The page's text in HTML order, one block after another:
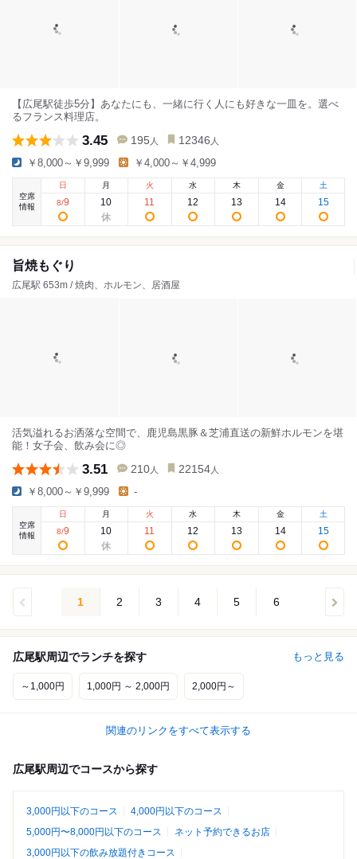
【広尾駅徒歩5分】あなたにも、一緒に行く人にも好きな一皿を。選べ
るフランス料理店。
3.45 195 人 12346 人
￥8,000～￥9,999 ￥4,000～￥4,999
空席
情報
日
8/9
月
10
火
11
水
12
木
13
金
14
土
15
旨焼もぐり
広尾駅 653m / 焼肉、ホルモン、居酒屋
活気溢れるお洒落な空間で、鹿児島黒豚＆芝浦直送の新鮮ホルモンを堪
能！女子会、飲み会に◎
3.51 210 人 22154 人
￥8,000～￥9,999 -
空席
情報
日
8/9
月
10
火
11
水
12
木
13
金
14
土
15
1 2 3 4 5 6
広尾駅周辺でランチを探す もっと見る
～1,000円 1,000円 ～ 2,000円 2,000円～
関連のリンクをすべて表示する
広尾駅周辺でコースから探す
3,000円以下のコース
4,000円以下のコース
5,000円〜8,000円以下のコース
ネット予約できるお店
3,000円以下の飲み放題付きコース